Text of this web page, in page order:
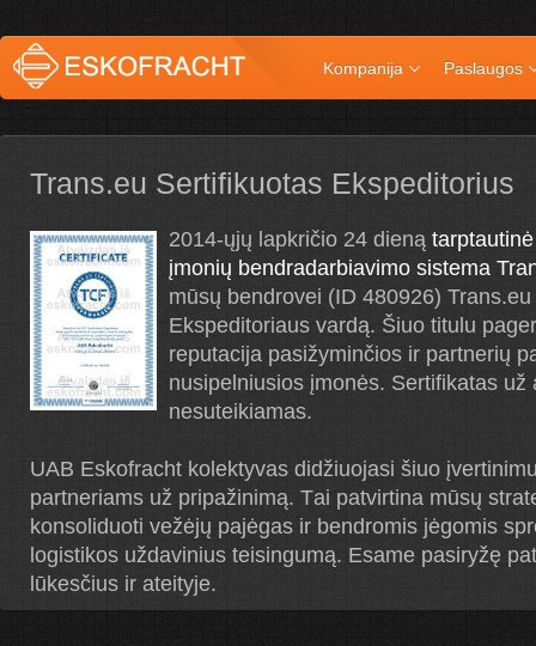
Kompanija Paslaugos
Trans.eu Sertifikuotas Ekspeditorius
2014-ųjų lapkričio 24 dieną
įmonių bendradarbiavimo sistema
mūsų bendrovei (ID 480926)
Ekspeditoriaus vardą. Šiuo titulu
reputacija pasižyminčios ir partnerių
nusipelniusios įmonės. Sertifikatas už
nesuteikiamas.
UAB Eskofracht kolektyvas didžiuojasi šiuo
partneriams už pripažinimą. Тai patvirtina mūsų
konsoliduoti vežėjų pajėgas ir bendromis jėgomis
logistikos uždavinius teisingumą. Esame pasiryžę
lūkesčius ir ateityje.